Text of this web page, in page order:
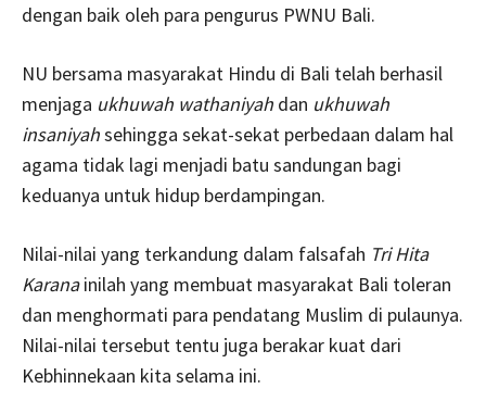
dengan baik oleh para pengurus PWNU Bali.
NU bersama masyarakat Hindu di Bali telah berhasil
menjaga ukhuwah wathaniyah dan ukhuwah
insaniyahsehingga sekat-sekat perbedaan dalam hal
agama tidak lagi menjadi batu sandungan bagi
keduanya untuk hidup berdampingan.
Nilai-nilai yang terkandung dalam falsafah Tri Hita
Karanainilah yang membuat masyarakat Bali toleran
dan menghormati para pendatang Muslim di pulaunya.
Nilai-nilai tersebut tentu juga berakar kuat dari
Kebhinnekaan kita selama ini.